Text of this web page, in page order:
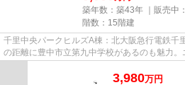
築年数：築43年 ｜販売中：
階数：15階建
千里中央パークヒルズA棟：北大阪急行電鉄千
の距離に豊中市立第九中学校があるのも魅力
3,980万円